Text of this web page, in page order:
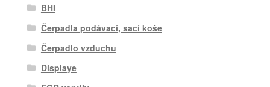
BHI
Čerpadla podávací, sací koše
Čerpadlo vzduchu
Displaye